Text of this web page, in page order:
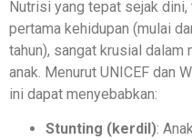
Nutrisi yang tepat sejak
pertama kehidupan (mulai
tahun), sangat krusial dalam
anak. Menurut UNICEF dan
ini dapat menyebabkan:
Stunting (kerdil):